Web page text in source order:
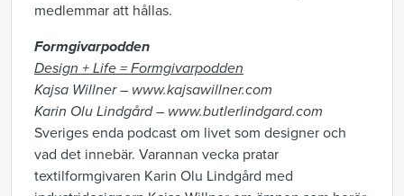
medlemmar att hållas.
Formgivarpodden
Design + Life =Formgivarpodden
Kajsa Willner – www.kajsawillner.com
Karin Olu Lindgård – www.butlerlindgard.com
Sveriges enda podcast om livet som designer och
vad det innebär. Varannan vecka pratar
textilformgivaren Karin Olu Lindgård med